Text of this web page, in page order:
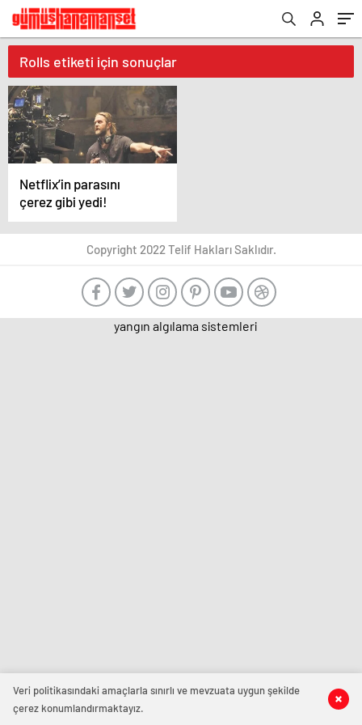
Rolls etiketi için sonuçlar
Netflix’in parasını
çerez gibi yedi!
Copyright 2022 Telif Hakları Saklıdır.
Veri politikasındaki amaçlarla sınırlı ve mevzuata uygun şekilde
çerez konumlandırmaktayız.
yangın algılama sistemleri